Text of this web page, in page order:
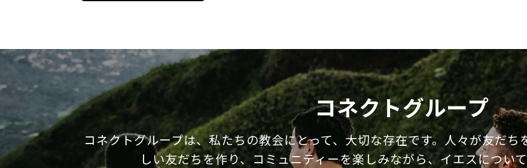
コネクトグループ
コネクトグループは、私たちの教会にとって、大切な存在です。人々が友だ
しい友だちを作り、コミュニティーを楽しみながら、イエスについ